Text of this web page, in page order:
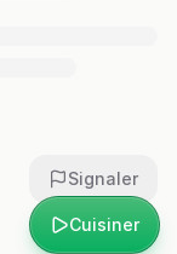
Cuisiner
Signaler